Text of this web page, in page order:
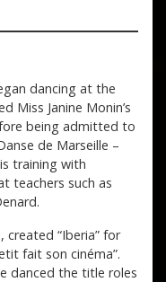
dancing at the
Miss Janine Monin’s
being admitted to
de Marseille –
training with
teachers such as
“Iberia” for
fait son cinéma”.
danced the title roles